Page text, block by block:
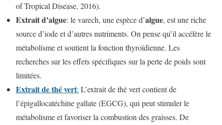
of Tropical Disease, 2016).
Extrait d’algue: le varech, une espèce d’algue, est une riche
source d’iode et d’autres nutriments. On pense qu’il accélère le
métabolisme et soutient la fonction thyroïdienne. Les
recherches sur les effets spécifiques sur la perte de poids sont
limitées.
Extrait de thé vert: L’extrait de thé vert contient de
l’épigallocatéchine gallate (EGCG), qui peut stimuler le
métabolisme et favoriser la combustion des graisses. De